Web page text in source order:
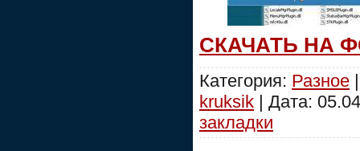
СКАЧАТЬ НА
Категория: Разное
kruksik | Дата:
закладки